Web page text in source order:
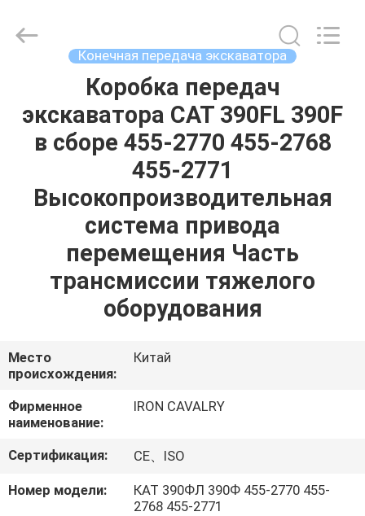
ГЛАВНАЯ
СТРАНИЦА
ПРОДУКЦИЯ
РОЛИКИ
О
КОМПАНИИ
НАША
ФАБРИКА
Конечная передача экскаватора
Коробка передач
экскаватора CAT 390FL 390F
в сборе 455-2770 455-2768
455-2771
Высокопроизводительная
система привода
перемещения Часть
трансмиссии тяжелого
оборудования
Место
происхождения:
Китай
Фирменное
наименование:
IRON CAVALRY
Сертификация: CE、ISO
Номер модели:
КАТ 390ФЛ 390Ф 455-2770 455-
2768 455-2771